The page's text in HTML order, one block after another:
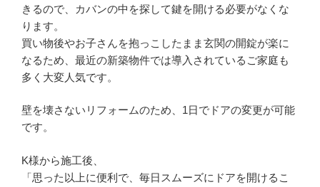
きるので、カバンの中を探して鍵を開ける必要がなくな
ります。
買い物後やお子さんを抱っこしたまま玄関の開錠が楽に
なるため、最近の新築物件では導入されているご家庭も
多く大変人気です。
壁を壊さないリフォームのため、1日でドアの変更が可能
です。
K様から施工後、
「思った以上に便利で、毎日スムーズにドアを開けるこ